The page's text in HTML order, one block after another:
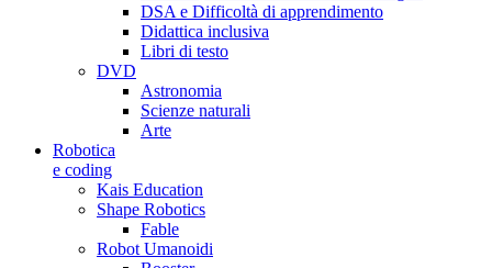
DSA e Difficoltà di apprendimento
Didattica inclusiva
Libri di testo
DVD
Astronomia
Scienze naturali
Arte
Robotica
e coding
Kais Education
Shape Robotics
Fable
Robot Umanoidi